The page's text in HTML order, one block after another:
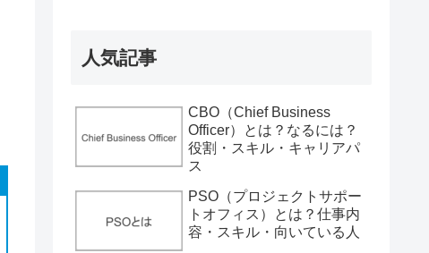
人気記事
CBO（Chief Business
Officer）とは？なるには？
役割・スキル・キャリアパ
ス
PSO（プロジェクトサポー
トオフィス）とは？仕事内
容・スキル・向いている人